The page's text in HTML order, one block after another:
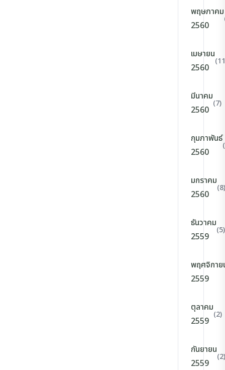
พฤษภาคม
2560
เมษายน
2560
มีนาคม
2560
(7)
กุมภาพันธ์
2560
มกราคม
2560
(8)
ธันวาคม
2559
(5)
พฤศจิกาย
2559
ตุลาคม
2559
(2)
กันยายน
2559
(2)